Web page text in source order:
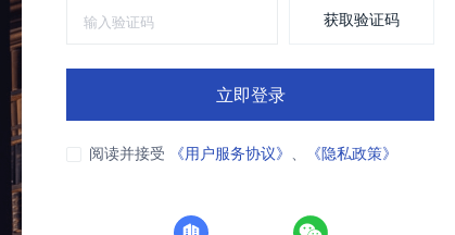
获取验证码
立即登录
阅读并接受 《用户服务协议》 、 《隐私政策》